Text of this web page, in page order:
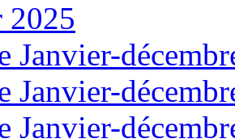
2025
Janvier-
Janvier-
Janvier-